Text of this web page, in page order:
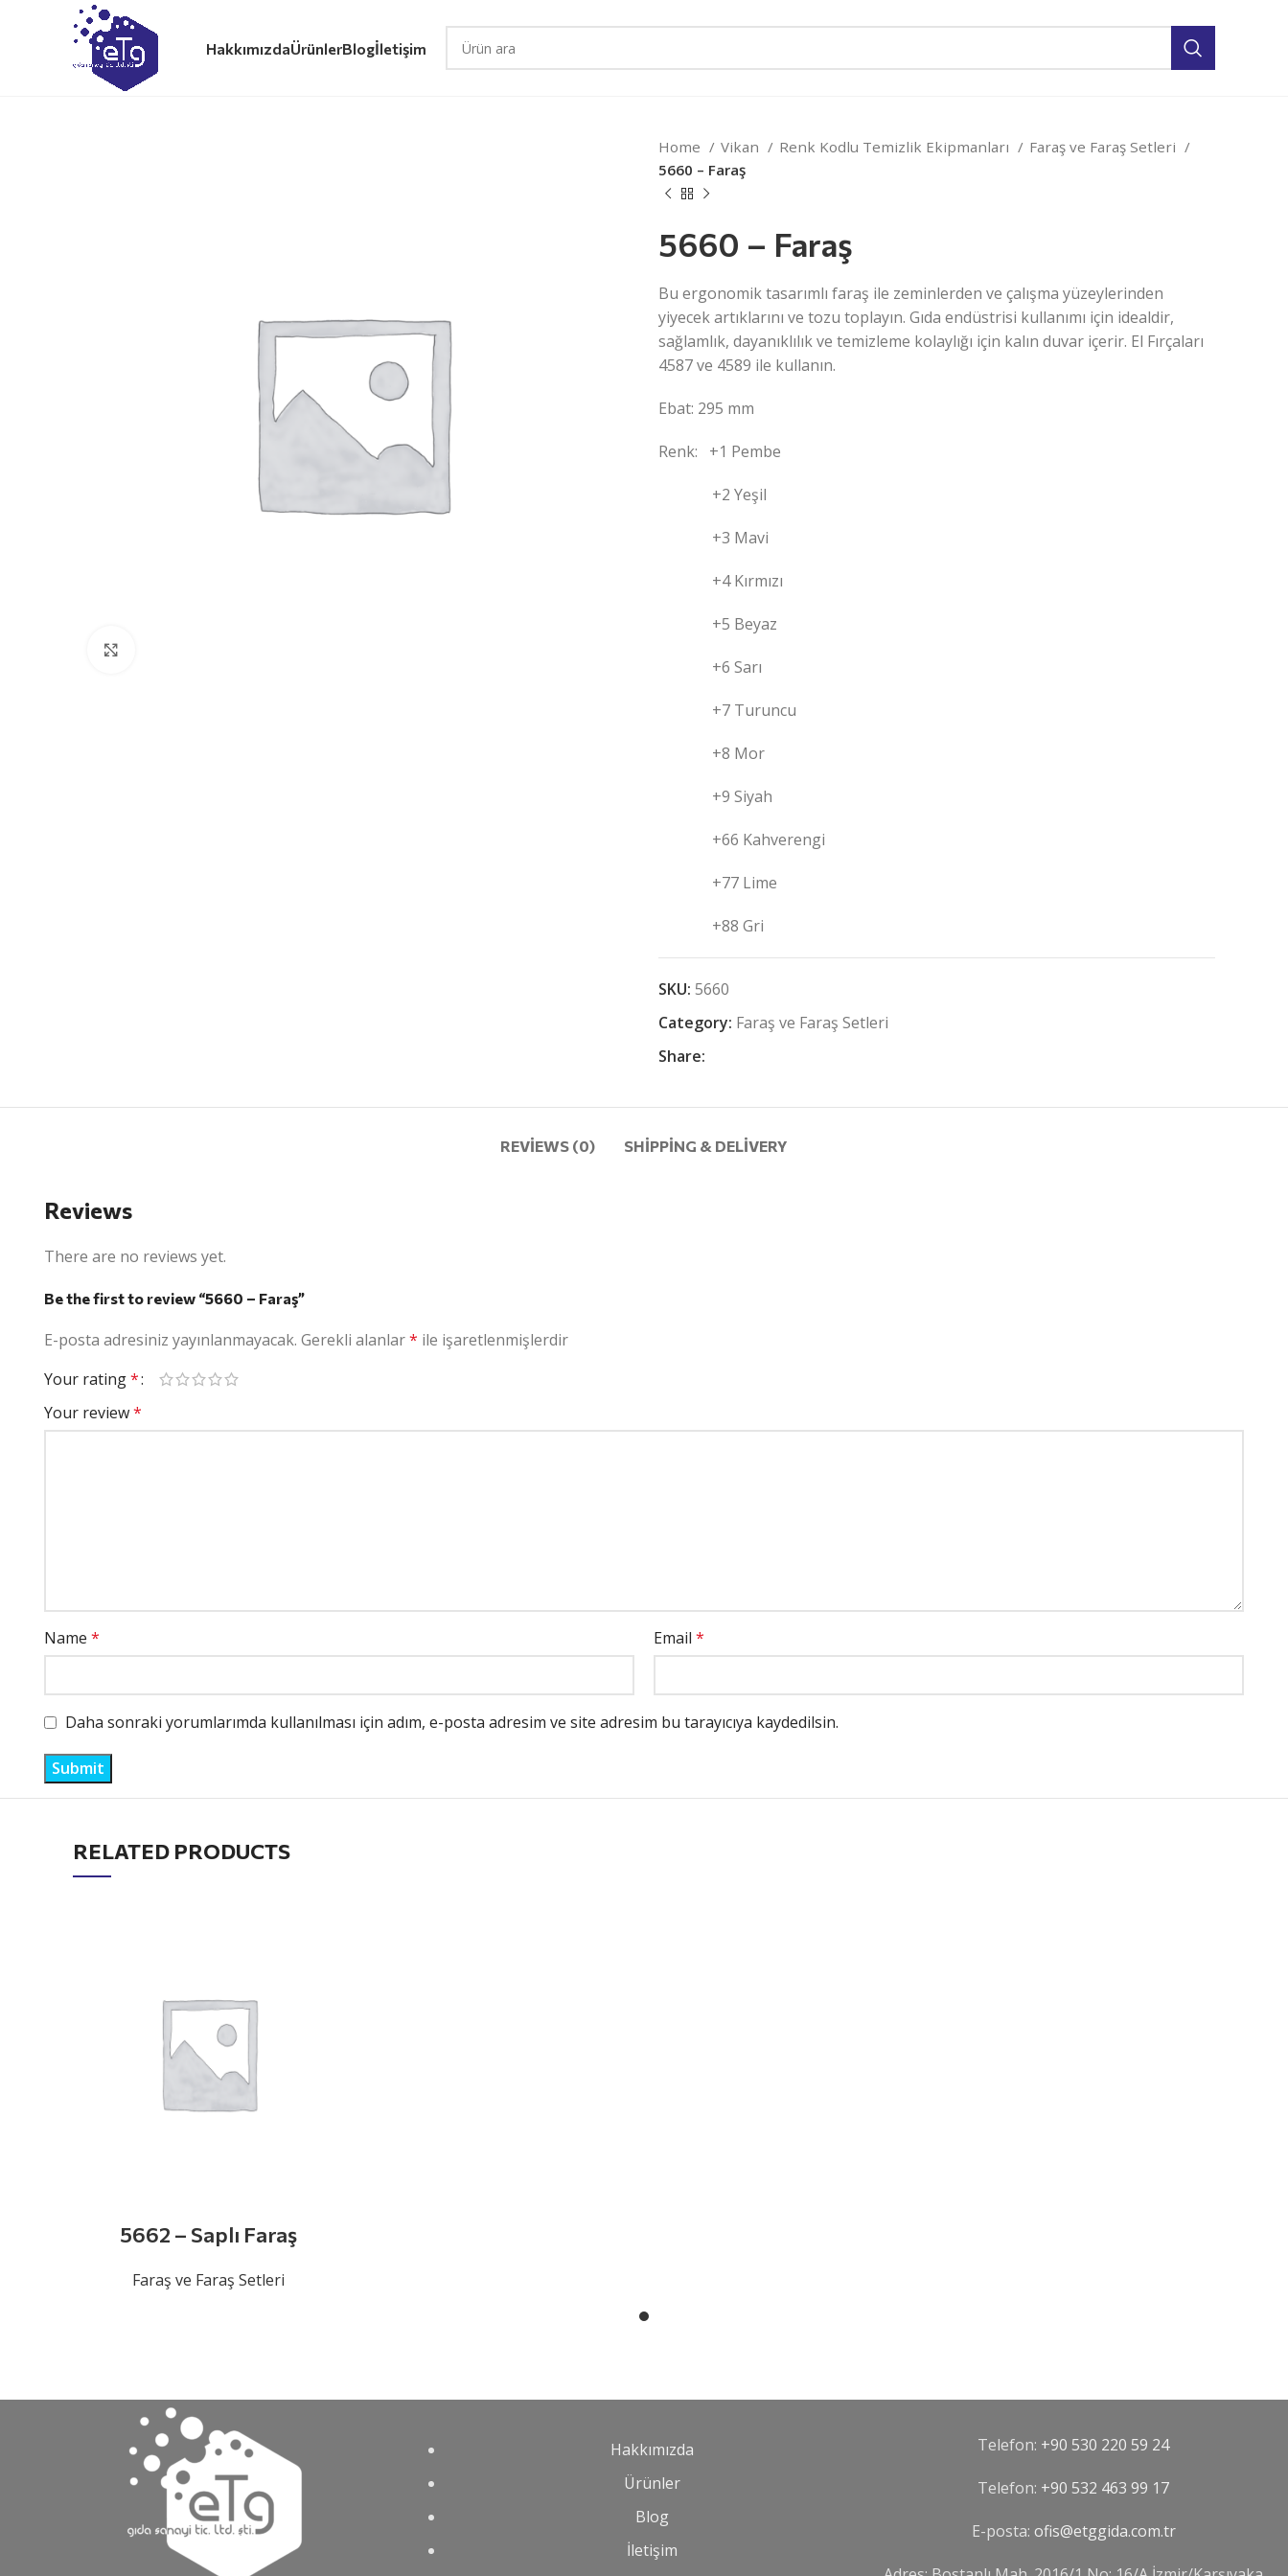
HakkımızdaÜrünlerBlogİletişim
Home Vikan Renk Kodlu Temizlik Ekipmanları
Faraş ve Faraş Setleri
5660 – Faraş
5660 – Faraş
Bu ergonomik tasarımlı faraş ile zeminlerden ve çalışma yüzeylerinden
yiyecek artıklarını ve tozu toplayın. Gıda endüstrisi kullanımı için idealdir,
sağlamlık, dayanıklılık ve temizleme kolaylığı için kalın duvar içerir. El Fırçaları
4587 ve 4589 ile kullanın.
Ebat: 295 mm
Renk: +1 Pembe
+2 Yeşil
+3 Mavi
+4 Kırmızı
+5 Beyaz
+6 Sarı
+7 Turuncu
+8 Mor
+9 Siyah
+66 Kahverengi
+77 Lime
+88 Gri
SKU: 5660
Category: Faraş ve Faraş Setleri
Share:
REVIEWS (0) SHIPPING & DELIVERY
Reviews
There are no reviews yet.
Be the first to review “5660 – Faraş”
E-posta adresiniz yayınlanmayacak. Gerekli alanlar* ile işaretlenmişlerdir
Your rating*
Your review*
Name * Email *
Daha sonraki yorumlarımda kullanılması için adım, e-posta adresim ve site adresim bu tarayıcıya kaydedilsin.
RELATED PRODUCTS
5662 – Saplı Faraş
Faraş ve Faraş Setleri
Hakkımızda
Ürünler
Blog
İletişim
Telefon: +90 530 220 59 24
Telefon: ‪+90 532 463 99 17‬
E-posta: ofis@etggida.com.tr